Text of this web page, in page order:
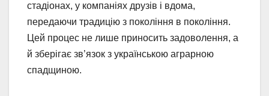
стадіонах, у компаніях друзів і вдома,
передаючи традицію з покоління в покоління.
Цей процес не лише приносить задоволення, а
й зберігає зв’язок з українською аграрною
спадщиною.